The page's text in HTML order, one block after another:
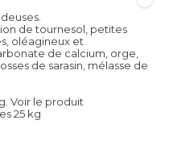
de tournesol, petites
oléagineux et
de calcium, orge,
de sarasin, mélasse de
Voir le produit
25 kg